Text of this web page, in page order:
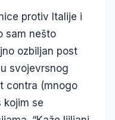
protiv Italije i
sam nešto
ozbiljan post
svojevrsnog
contra (mnogo
kojim se